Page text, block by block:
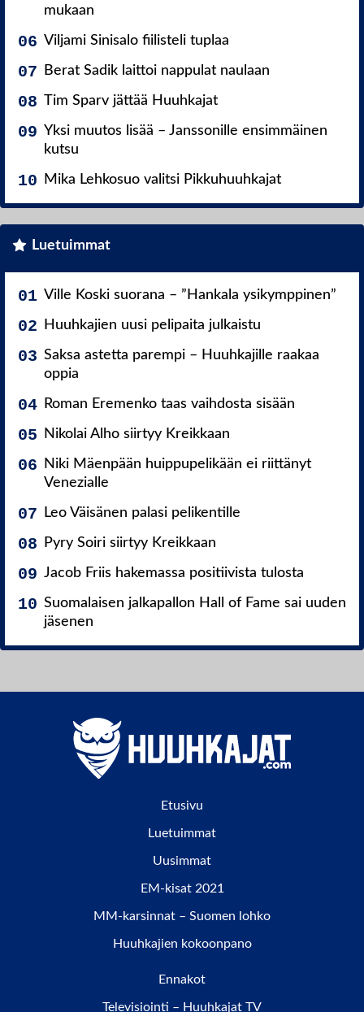
mukaan
Viljami Sinisalo fiilisteli tuplaa
Berat Sadik laittoi nappulat naulaan
Tim Sparv jättää Huuhkajat
Yksi muutos lisää – Janssonille ensimmäinen
kutsu
Mika Lehkosuo valitsi Pikkuhuuhkajat
Luetuimmat
Ville Koski suorana – ”Hankala ysikymppinen”
Huuhkajien uusi pelipaita julkaistu
Saksa astetta parempi – Huuhkajille raakaa
oppia
Roman Eremenko taas vaihdosta sisään
Nikolai Alho siirtyy Kreikkaan
Niki Mäenpään huippupelikään ei riittänyt
Venezialle
Leo Väisänen palasi pelikentille
Pyry Soiri siirtyy Kreikkaan
Jacob Friis hakemassa positiivista tulosta
Suomalaisen jalkapallon Hall of Fame sai uuden
jäsenen
Etusivu
Luetuimmat
Uusimmat
EM-kisat 2021
MM-karsinnat – Suomen lohko
Huuhkajien kokoonpano
Ennakot
Televisiointi – Huuhkajat TV